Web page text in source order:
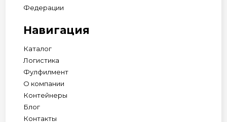
Федерации
Навигация
Каталог
Логистика
Фулфилмент
О компании
Контейнеры
Блог
Контакты